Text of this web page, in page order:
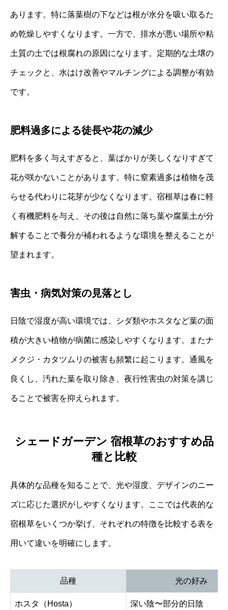
あります。特に落葉樹の下などは根が水分を吸い取るた
め乾燥しやすくなります。一方で、排水が悪い場所や粘
土質の土では根腐れの原因になります。定期的な土壌の
チェックと、水はけ改善やマルチングによる調整が有効
です。
肥料過多による徒長や花の減少
肥料を多く与えすぎると、葉ばかりが美しくなりすぎて
花が咲かないことがあります。特に窒素過多は植物を茂
らせる代わりに花芽が少なくなります。宿根草は春に軽
く有機肥料を与え、その後は自然に落ち葉や腐葉土が分
解することで養分が補われるような環境を整えることが
望まれます。
害虫・病気対策の見落とし
日陰で湿度が高い環境では、シダ類やホスタなど葉の面
積が大きい植物が病菌に感染しやすくなります。またナ
メクジ・カタツムリの被害も頻繁に起こります。通風を
良くし、汚れた葉を取り除き、夜行性害虫の対策を講じ
ることで被害を抑えられます。
シェードガーデン 宿根草のおすすめ品
種と比較
具体的な品種を知ることで、光や湿度、デザインのニー
ズに応じた選択がしやすくなります。ここでは代表的な
宿根草をいくつか挙げ、それぞれの特徴を比較する表を
用いて違いを明確にします。
品種 光の好み
ホスタ（Hosta） 深い陰〜部分的日陰